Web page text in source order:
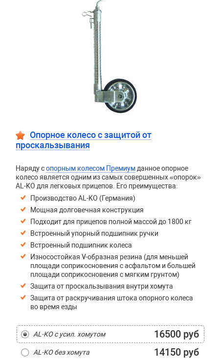
Опорное колесо с защитой от
проскальзывания
Наряду сопорным колесом Премиумданное опорное
колесо является одним из самых совершенных «опорок»
AL-KO для легковых прицепов. Его преимущества:
Производство AL-KO (Германия)
Мощная долговечная конструкция
Подходит для прицепов полной массой до 1800 кг
Встроенный упорный подшипник ручки
Встроенный подшипник колеса
Износостойкая V-образная резина (для меньшей
площади соприкосновения с асфальтом и большей
площади соприкосновения с мягким грунтом)
Защита от проскальзывания внутри хомута
Защита от раскручивания штока опорного колеса
во время езды
AL-KO с усил. хомутом 16500 руб
AL-KO без хомута 14150 руб